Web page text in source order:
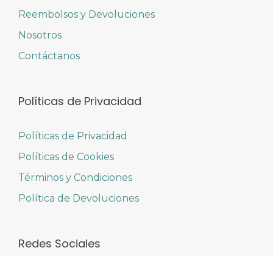
Reembolsos y Devoluciones
Nosotros
Contáctanos
Políticas de Privacidad
Políticas de Privacidad
Políticas de Cookies
Términos y Condiciones
Política de Devoluciones
Redes Sociales